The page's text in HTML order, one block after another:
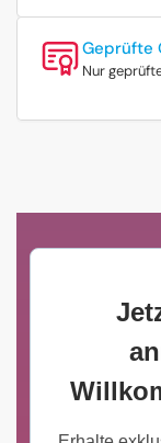
Geprüfte
Nur